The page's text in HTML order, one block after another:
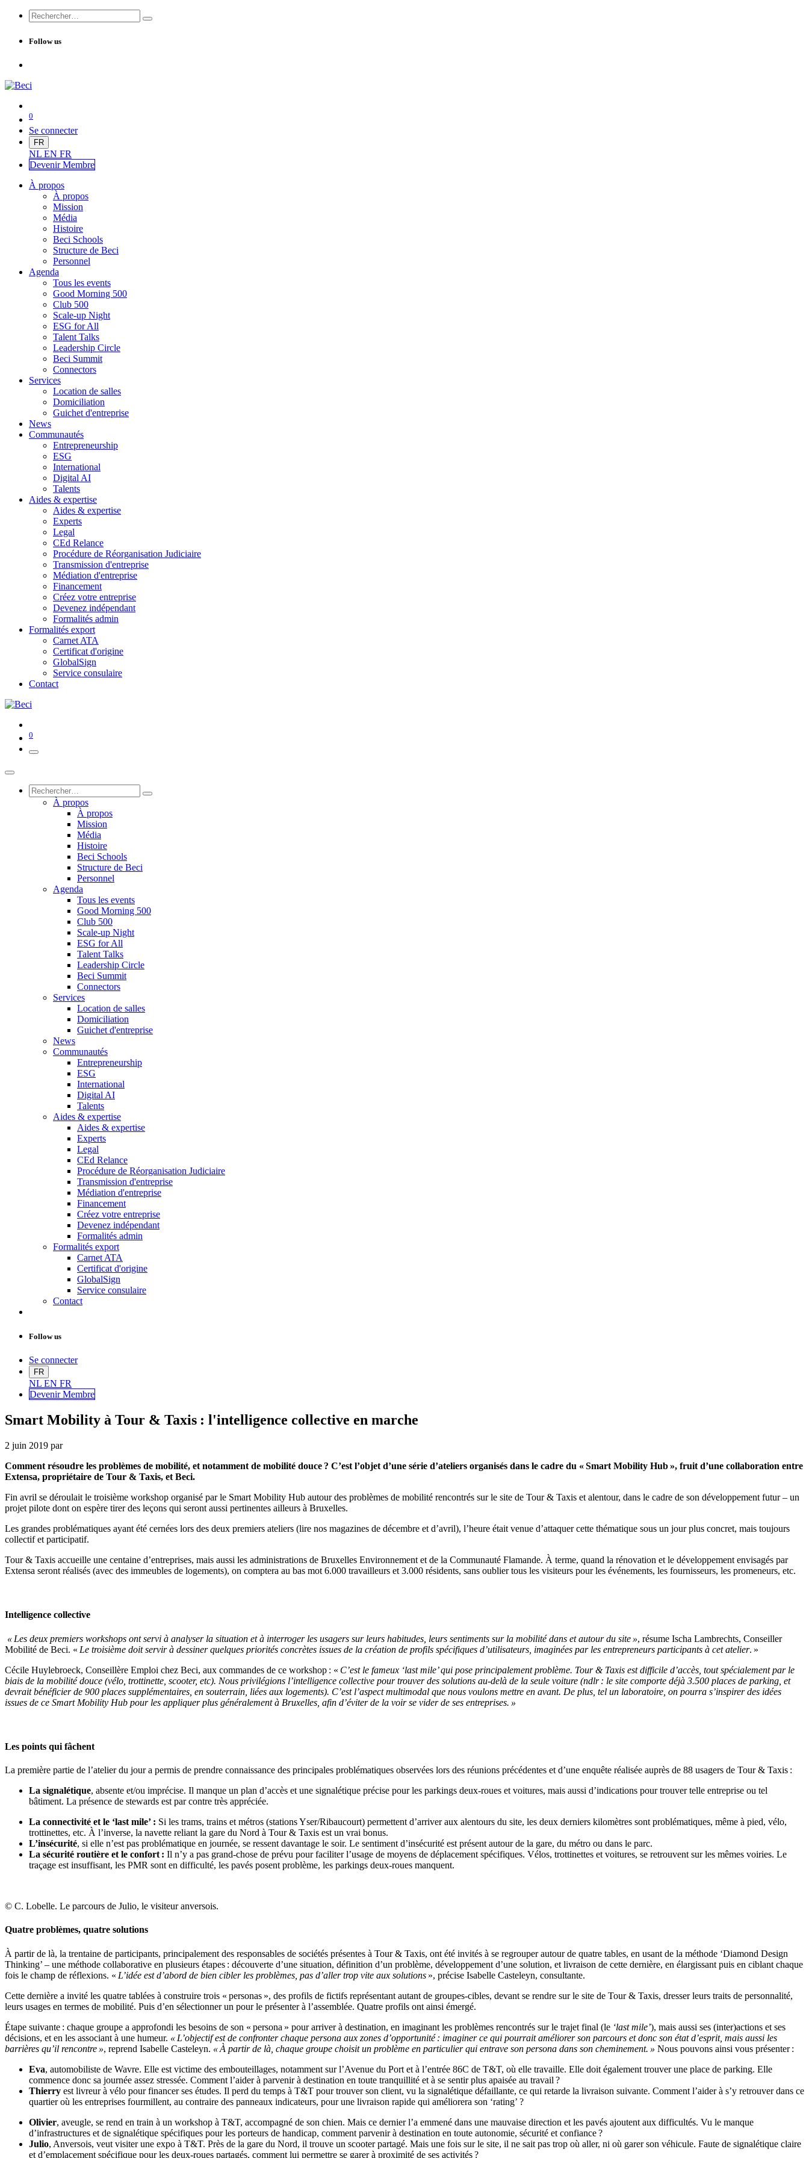
Follow us
0
Se connecter
FR
NL EN FR
Devenir Membre
À propos
À propos
Mission
Média
Histoire
Beci Schools
Structure de Beci
Personnel
Agenda
Tous les events
Good Morning 500
Club 500
Scale-up Night
ESG for All
Talent Talks
Leadership Circle
Beci Summit
Connectors
Services
Location de salles
Domiciliation
Guichet d'entreprise
News
Communautés
Entrepreneurship
ESG
International
Digital AI
Talents
Aides & expertise
Aides & expertise
Experts
Legal
CEd Relance
Procédure de Réorganisation Judiciaire
Transmission d'entreprise
Médiation d'entreprise
Financement
Créez votre entreprise
Devenez indépendant
Formalités admin
Formalités export
Carnet ATA
Certificat d'origine
GlobalSign
Service consulaire
Contact
0
À propos
À propos
Mission
Média
Histoire
Beci Schools
Structure de Beci
Personnel
Agenda
Tous les events
Good Morning 500
Club 500
Scale-up Night
ESG for All
Talent Talks
Leadership Circle
Beci Summit
Connectors
Services
Location de salles
Domiciliation
Guichet d'entreprise
News
Communautés
Entrepreneurship
ESG
International
Digital AI
Talents
Aides & expertise
Aides & expertise
Experts
Legal
CEd Relance
Procédure de Réorganisation Judiciaire
Transmission d'entreprise
Médiation d'entreprise
Financement
Créez votre entreprise
Devenez indépendant
Formalités admin
Formalités export
Carnet ATA
Certificat d'origine
GlobalSign
Service consulaire
Contact
Follow us
Se connecter
FR
NL EN FR
Devenir Membre
Smart Mobility à Tour & Taxis : l'intelligence collective en marche
2 juin 2019 par
Comment résoudre les problèmes de mobilité, et notamment de mobilité douce ? C’est l’objet d’une série d’ateliers organisés dans le cadre du « Smart Mobility Hub », fruit d’une collaboration entre
Extensa, propriétaire de Tour & Taxis, et Beci.
Fin avril se déroulait le troisième workshop organisé par le Smart Mobility Hub autour des problèmes de mobilité rencontrés sur le site de Tour & Taxis et alentour, dans le cadre de son développement futur– un
projet pilote dont on espère tirer des leçons qui seront aussi pertinentes ailleurs à Bruxelles.
Les grandes problématiques ayant été cernées lors des deux premiers ateliers (lire nos magazines de décembre et d’avril), l’heure était venue d’attaquer cette thématique sous un jour plus concret, mais toujours
collectifet participatif.
Tour & Taxis accueille une centaine d’entreprises, mais aussi les administrations de Bruxelles Environnement et de la Communauté Flamande. À terme, quand la rénovation et le développement envisagés par
Extensa seront réalisés (avec des immeubles de logements), on comptera au bas mot 6.000 travailleurs et 3.000 résidents, sans oubliertous les visiteurs pour les événements, les fournisseurs, les promeneurs, etc.
Intelligence collective
« Les deux premiers workshops ont servi à analyser la situation et à interroger les usagers sur leurs habitudes, leurs sentiments sur la mobilité dans et autour du site », résume Ischa Lambrechts, Conseiller
Mobilité de Beci. « Le troisième doit servir à dessiner quelques priorités concrètes issues de la création de profils spécifiques d’utilisateurs, imaginées par les entrepreneurs participants à cet atelier. »
Cécile Huylebroeck, Conseillère Emploi chez Beci, aux commandes de ce workshop : « C’est le fameux ‘last mile’qui pose principalementproblème. Tour & Taxis est difficile d’accès, tout spécialement par le
biais de la mobilité douce (vélo, trottinette, scooter, etc). Nous privilégions l’intelligence collective pour trouver des solutions au-delà de la seule voiture (ndlr : le site comporte déjà 3.500 places de parking, et
devrait bénéficier de 900 places supplémentaires, en souterrain, liées aux logements). C’est l’aspect multimodal que nous voulons mettre en avant. De plus, tel un laboratoire, on pourra s’inspirer des idées
issues de ce Smart Mobility Hub pour les appliquerplus généralementà Bruxelles, afin d’éviter de la voir se vider de ses entreprises. »
Les points qui fâchent
La première partie de l’atelier du jour a permis de prendre connaissance des principales problématiques observées lors des réunions précédentes et d’une enquête réalisée auprès de 88 usagers de Tour & Taxis :
La signalétique, absente et/ou imprécise. Il manque un plan d’accès et une signalétique précise pour les parkings deux-roues et voitures, mais aussi d’indications pour trouver telle entreprise ou tel
bâtiment. La présence de stewards est par contre très appréciée.
La connectivité et le ‘last mile’ : Si les trams, trains et métros (stations Yser/Ribaucourt) permettent d’arriver aux alentours du site, les deux derniers kilomètres sont problématiques, même à pied, vélo,
trottinettes, etc. À l’inverse, la navette reliant la gare du Nord à Tour & Taxis est un vrai bonus.
L’insécurité, si elle n’est pas problématique en journée, se ressent davantage le soir. Le sentiment d’insécurité est présent autour de la gare, du métro ou dans le parc.
La sécurité routière et le confort : Il n’y a pas grand-chose de prévu pour faciliter l’usage de moyens de déplacement spécifiques. Vélos, trottinettes et voitures, se retrouvent sur les mêmes voiries. Le
traçage est insuffisant, les PMR sont en difficulté, les pavés posent problème, les parkings deux-roues manquent.
© C. Lobelle. Le parcours de Julio, le visiteur anversois.
Quatre problèmes, quatre solutions
À partir de là, la trentaine de participants, principalement des responsables de sociétés présentes à Tour & Taxis, ont été invités à se regrouper autour de quatre tables, en usant de la méthode ‘Diamond Design
Thinking’ – une méthode collaborative en plusieurs étapes : découverte d’une situation, définition d’un problème, développement d’une solution, et livraison de cette dernière, en élargissant puis en ciblant chaque
fois le champ de réflexions. « L’idée est d’abord de bien cibler les problèmes, pas d’aller trop vite aux solutions », précise Isabelle Casteleyn, consultante.
Cette dernière a invité les quatre tablées à construire trois « personas », des profils de fictifs représentant autant de groupes-cibles, devant se rendre sur le site de Tour & Taxis, dresser leurs traits de personnalité,
leurs usages en termes de mobilité. Puis d’en sélectionner un pour le présenter à l’assemblée. Quatre profils ont ainsi émergé.
Étape suivante : chaque groupe a approfondi les besoins de son « persona » pour arriver à destination, en imaginant les problèmes rencontrés sur le trajet final (le ‘last mile’), mais aussi ses (inter)actions et ses
décisions, et en les associant à une humeur. « L’objectif est de confronter chaque persona aux zones d’opportunité : imaginer ce qui pourrait améliorer son parcours et donc son état d’esprit, mais aussi les
barrières qu’il rencontre », reprend Isabelle Casteleyn. «À partir de là, chaque groupe choisit un problème en particulier qui entrave son persona dans son cheminement. » Nous pouvons ainsi vous présenter :
Eva, automobiliste de Wavre. Elle est victime des embouteillages, notamment sur l’Avenue du Port et à l’entrée 86C de T&T, où elle travaille. Elle doit également trouver une place de parking. Elle
commence donc sa journée assez stressée. Comment l’aider à parvenir à destination en toute tranquillité et à se sentir plus apaisée au travail ?
Thierry est livreur à vélo pour financer ses études. Il perd du temps à T&T pour trouver son client, vu la signalétique défaillante, ce qui retarde la livraison suivante. Comment l’aider à s’y retrouver dans ce
quartier où les entreprises fourmillent, au contraire des panneaux indicateurs, pour une livraison rapide qui améliorera son ‘rating’ ?
Olivier, aveugle, se rend en train à un workshop à T&T, accompagné de son chien. Mais ce dernier l’a emmené dans une mauvaise direction et les pavés ajoutent aux difficultés. Vu le manque
d’infrastructures et de signalétique spécifiques pour les porteurs de handicap, comment parvenir à destination en toute autonomie, sécurité et confiance ?
Julio, Anversois, veut visiter une expo à T&T. Près de la gare du Nord, il trouve un scooter partagé. Mais une fois sur le site, il ne sait pas trop où aller, ni où garer son véhicule. Faute de signalétique claire
et d’emplacement spécifique pour les deux-roues partagés, comment lui permettre se garer à proximité de ses activités ?